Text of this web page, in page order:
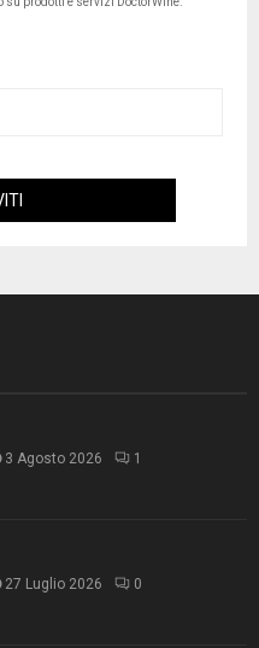
3 Agosto 2026 1
27 Luglio 2026 0